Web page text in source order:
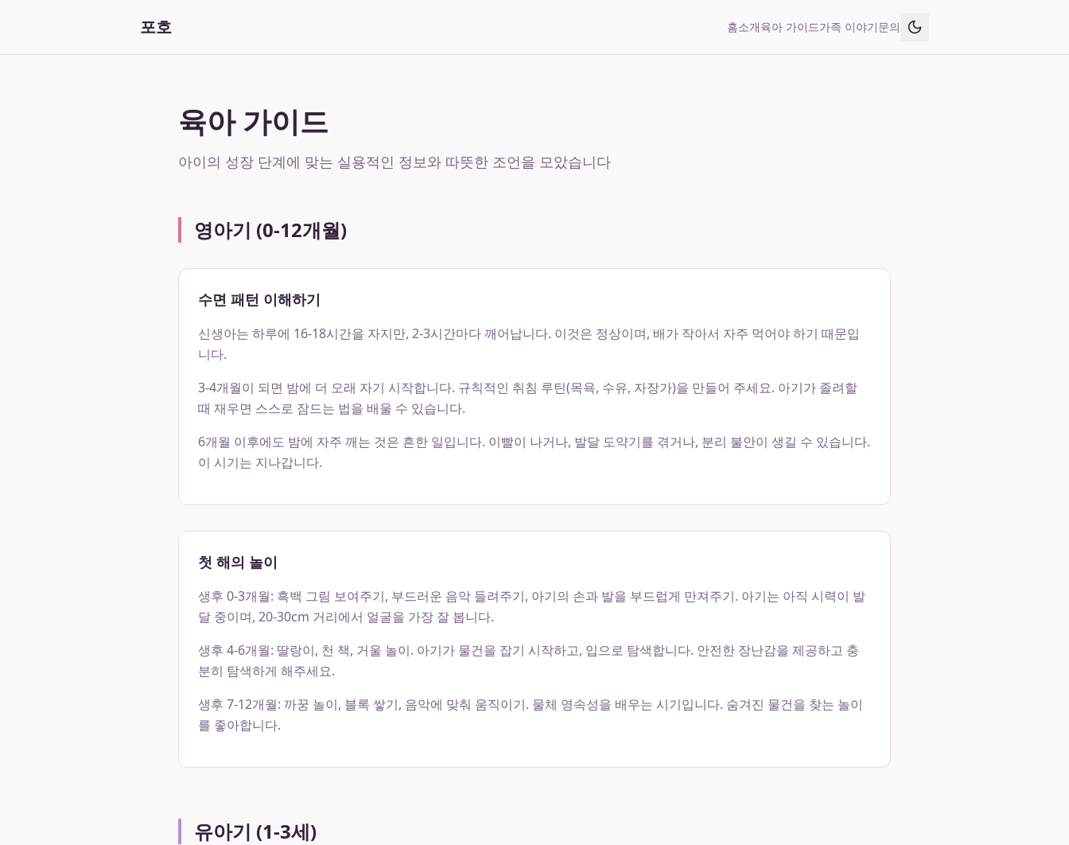
포호 홈소개육아 가이드가족 이야기문의
육아 가이드
아이의 성장 단계에 맞는 실용적인 정보와 따뜻한 조언을 모았습니다
영아기 (0-12개월)
수면 패턴 이해하기
신생아는 하루에 16-18시간을 자지만, 2-3시간마다 깨어납니다. 이것은 정상이며, 배가 작아서 자주 먹어야 하기 때문입
니다.
3-4개월이 되면 밤에 더 오래 자기 시작합니다. 규칙적인 취침 루틴(목욕, 수유, 자장가)을 만들어 주세요. 아기가 졸려할
때 재우면 스스로 잠드는 법을 배울 수 있습니다.
6개월 이후에도 밤에 자주 깨는 것은 흔한 일입니다. 이빨이 나거나, 발달 도약기를 겪거나, 분리 불안이 생길 수 있습니다.
이 시기는 지나갑니다.
첫 해의 놀이
생후 0-3개월: 흑백 그림 보여주기, 부드러운 음악 들려주기, 아기의 손과 발을 부드럽게 만져주기. 아기는 아직 시력이 발
달 중이며, 20-30cm 거리에서 얼굴을 가장 잘 봅니다.
생후 4-6개월: 딸랑이, 천 책, 거울 놀이. 아기가 물건을 잡기 시작하고, 입으로 탐색합니다. 안전한 장난감을 제공하고 충
분히 탐색하게 해주세요.
생후 7-12개월: 까꿍 놀이, 블록 쌓기, 음악에 맞춰 움직이기. 물체 영속성을 배우는 시기입니다. 숨겨진 물건을 찾는 놀이
를 좋아합니다.
유아기 (1-3세)